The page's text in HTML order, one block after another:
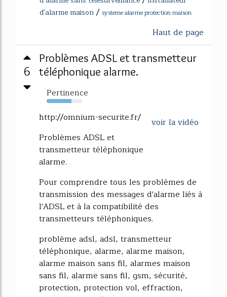
d'alarme maison/ systeme alarme protection maison
Haut de page
6
Problèmes ADSL et transmetteur
téléphonique alarme.
Pertinence
70%
voir la vidéo
http://omnium-securite.fr/
Problèmes ADSL et
transmetteur téléphonique
alarme.
Pour comprendre tous les problèmes de
transmission des messages d'alarme liés à
l'ADSL et à la compatibilité des
transmetteurs téléphoniques.
problème adsl, adsl, transmetteur
téléphonique, alarme, alarme maison,
alarme maison sans fil, alarmes maison
sans fil, alarme sans fil, gsm, sécurité,
protection, protection vol, effraction,